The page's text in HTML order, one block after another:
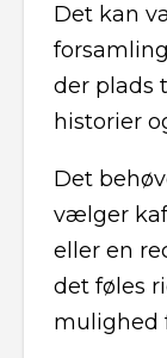
Det kan
der plads
historier
Det
vælger
eller en
det føles
mulighed